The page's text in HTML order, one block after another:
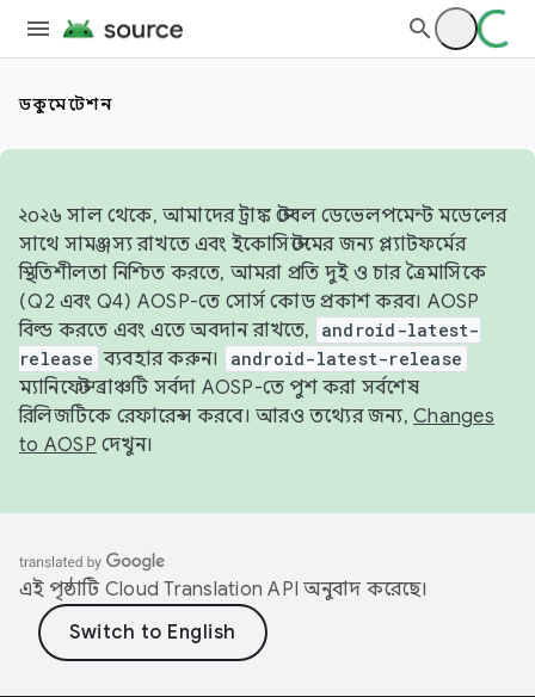
ডকুমেন্টেশন
২০২৬ সাল থেকে, আমাদের ট্রাঙ্ক স্টেবল ডেভেলপমেন্ট মডেলের
সাথে সামঞ্জস্য রাখতে এবং ইকোসিস্টেমের জন্য প্ল্যাটফর্মের
স্থিতিশীলতা নিশ্চিত করতে, আমরা প্রতি দুই ও চার ত্রৈমাসিকে
(Q2 এবং Q4) AOSP-তে সোর্স কোড প্রকাশ করব। AOSP
বিল্ড করতে এবং এতে অবদান রাখতে,
android-latest-
release ব্যবহার করুন। android-latest-release
ম্যানিফেস্ট ব্রাঞ্চটি সর্বদা AOSP-তে পুশ করা সর্বশেষ
রিলিজটিকে রেফারেন্স করবে। আরও তথ্যের জন্য, Changes
to AOSP দেখুন।
এই পৃষ্ঠাটি Cloud Translation API অনুবাদ করেছে।